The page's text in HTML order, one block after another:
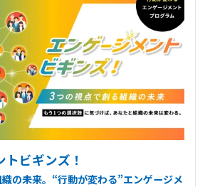
トビギンズ！
の未来。“行動が変わる”エンゲージメ